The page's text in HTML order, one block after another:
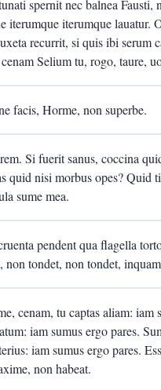
spernit nec balnea Fausti,
iterumque lauatur.
recurrit, si quis ibi serum
Selium tu, rogo, taure,
facis, Horme, non superbe.
Si fuerit sanus, coccina
quid nisi morbus opes? Quid
sume mea.
pendent qua flagella
non tondet, non tondet,
cenam, tu captas aliam: iam
iam sumus ergo pares.
iam sumus ergo pares.
non habeat.